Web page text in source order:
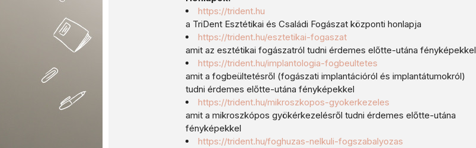
https://trident.hu
a TriDent Esztétikai és Családi Fogászat központi honlapja
https://trident.hu/esztetikai-fogaszat
amit az esztétikai fogászatról tudni érdemes előtte-utána fényképekkel
https://trident.hu/implantologia-fogbeultetes
amit a fogbeültetésről (fogászati implantációról és implantátumokról)
tudni érdemes előtte-utána fényképekkel
https://trident.hu/mikroszkopos-gyokerkezeles
amit a mikroszkópos gyökérkezelésről tudni érdemes előtte-utána
fényképekkel
https://trident.hu/foghuzas-nelkuli-fogszabalyozas